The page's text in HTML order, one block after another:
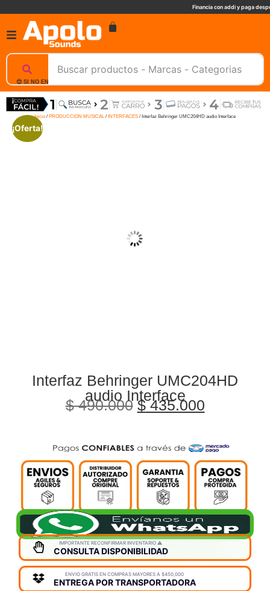
Financia con addi y paga
😊 SI NO ENCUENTRAS UN PRODUCTO, NOSOTROS TE AYUDAMOS, ESCRIBENOS. 📲
Inicio / PRODUCCION MUSICAL/ INTERFACES / Interfaz Behringer UMC204HD audio Interface
¡Oferta!
Interfaz Behringer UMC204HD
audio Interface
$490.000 $435.000
IMPORTANTE RECONFIRMAR INVENTARIO ⚠️
CONSULTA DISPONIBILIDAD
ENVIO GRATIS EN COMPRAS MAYORES A $450,000
ENTREGA POR TRANSPORTADORA